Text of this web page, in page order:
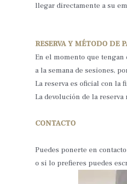
llegar directamente a su
RESERVA Y MÉTODO DE
En el momento que tengan
a la semana de sesiones,
La reserva es oficial con la
La devolución de la
CONTACTO
Puedes ponerte en
o si lo prefieres puedes